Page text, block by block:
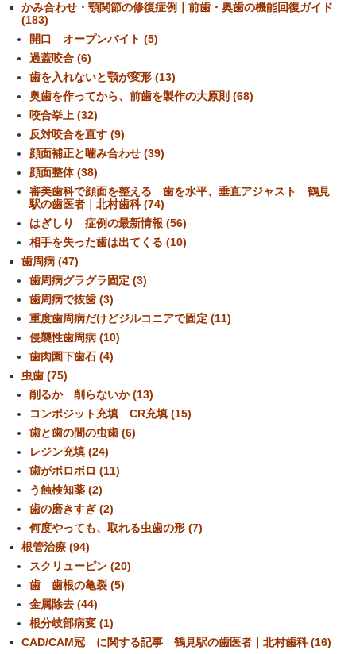
かみ合わせ・顎関節の修復症例｜前歯・奥歯の機能回復ガイド
(183)
開口 オープンバイト (5)
過蓋咬合 (6)
歯を入れないと顎が変形 (13)
奥歯を作ってから、前歯を製作の大原則 (68)
咬合挙上 (32)
反対咬合を直す (9)
顔面補正と噛み合わせ (39)
顔面整体 (38)
審美歯科で顔面を整える 歯を水平、垂直アジャスト 鶴見
駅の歯医者｜北村歯科 (74)
はぎしり 症例の最新情報 (56)
相手を失った歯は出てくる (10)
歯周病 (47)
歯周病グラグラ固定 (3)
歯周病で抜歯 (3)
重度歯周病だけどジルコニアで固定 (11)
侵襲性歯周病 (10)
歯肉園下歯石 (4)
虫歯 (75)
削るか 削らないか (13)
コンポジット充填 CR充填 (15)
歯と歯の間の虫歯 (6)
レジン充填 (24)
歯がボロボロ (11)
う蝕検知薬 (2)
歯の磨きすぎ (2)
何度やっても、取れる虫歯の形 (7)
根管治療 (94)
スクリューピン (20)
歯 歯根の亀裂 (5)
金属除去 (44)
根分岐部病変 (1)
CAD/CAM冠 に関する記事 鶴見駅の歯医者｜北村歯科 (16)